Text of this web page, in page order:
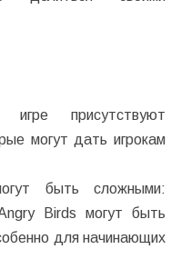
игре присутствуют
могут дать игрокам
быть сложными:
Birds могут быть
для начинающих